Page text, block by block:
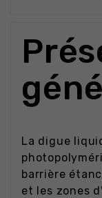
La digue
barrière
et les zones